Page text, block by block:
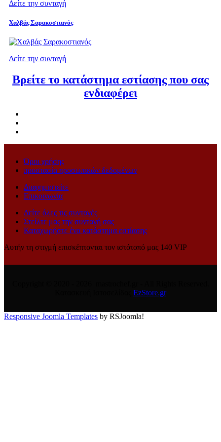
Δείτε την συνταγή
Χαλβάς Σαρακοστιανός
Δείτε την συνταγή
Βρείτε το κατάστημα εστίασης που σας
ενδιαφέρει
Όροι χρήσης
προστασία προσωπικών δεδομένων
Διαφημιστείτε
Επικοινωνία
Δείτε όλες τις συνταγές
Στείλτε μας την συνταγή σας
Καταχωρήστε ένα κατάστημα εστίασης
Αυτήν τη στιγμή επισκέπτονται τον ιστότοπό μας 140 VIP
EzStore.gr
Responsive Joomla Templates by RSJoomla!